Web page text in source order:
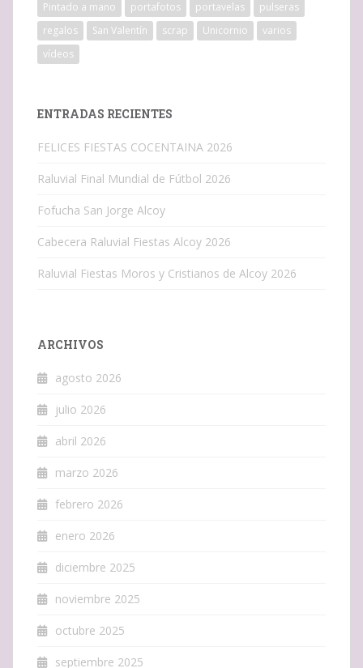
Pintado a mano portafotos portavelas
pulseras
regalos
San Valentín scrap Unicornio
varios
vídeos
ENTRADAS RECIENTES
FELICES FIESTAS COCENTAINA 2026
Raluvial Final Mundial de Fútbol 2026
Fofucha San Jorge Alcoy
Cabecera Raluvial Fiestas Alcoy 2026
Raluvial Fiestas Moros y Cristianos de Alcoy 2026
ARCHIVOS
agosto 2026
julio 2026
abril 2026
marzo 2026
febrero 2026
enero 2026
diciembre 2025
noviembre 2025
octubre 2025
septiembre 2025